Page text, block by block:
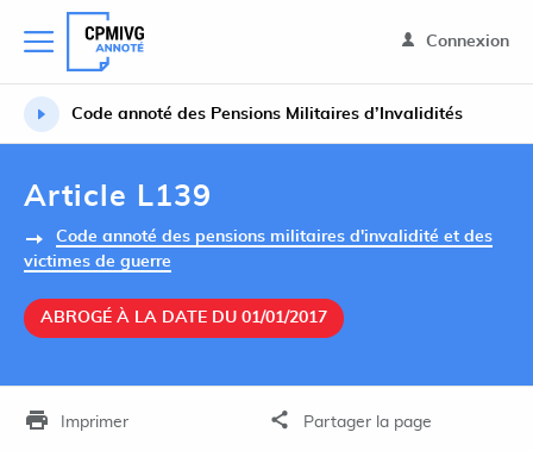
Connexion
Code annoté des Pensions Militaires d’Invalidités
Article L139
Code annoté des pensions militaires d'invalidité et des
victimes de guerre
ABROGÉ À LA DATE DU 01/01/2017
Imprimer Partager la page